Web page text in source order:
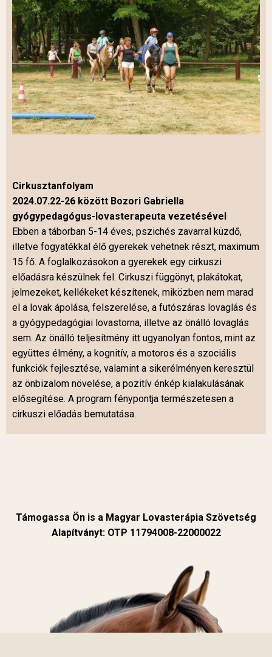
Cirkusztanfolyam
2024.07.22-26 között Bozori Gabriella
gyógypedagógus-lovasterapeuta vezetésével
Ebben a táborban 5-14 éves, pszichés zavarral küzdő,
illetve fogyatékkal élő gyerekek vehetnek részt, maximum
15 fő. A foglalkozásokon a gyerekek egy cirkuszi
előadásra készülnek fel. Cirkuszi függönyt, plakátokat,
jelmezeket, kellékeket készítenek, miközben nem marad
el a lovak ápolása, felszerelése, a futószáras lovaglás és
a gyógypedagógiai lovastorna, illetve az önálló lovaglás
sem. Az önálló teljesítmény itt ugyanolyan fontos, mint az
együttes élmény, a kognitív, a motoros és a szociális
funkciók fejlesztése, valamint a sikerélményen keresztül
az önbizalom növelése, a pozitív énkép kialakulásának
elősegítése. A program fénypontja természetesen a
cirkuszi előadás bemutatása.
Támogassa Ön is a Magyar Lovasterápia Szövetség
Alapítványt: OTP 11794008-22000022